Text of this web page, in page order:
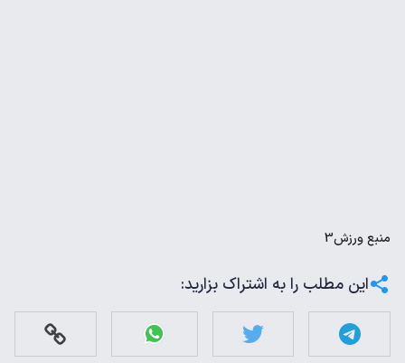
منبعورزش3
این مطلب را به اشتراک بزارید: